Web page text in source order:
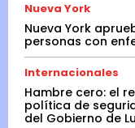
Nueva York
Nueva York
personas con
Internacionales
Hambre cero: el
política de
del Gobierno de